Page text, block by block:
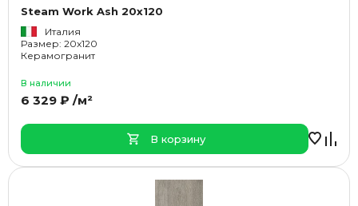
Steam Work Ash 20x120
Италия
Размер: 20x120
Керамогранит
В наличии
6 329 ₽ /м²
В корзину